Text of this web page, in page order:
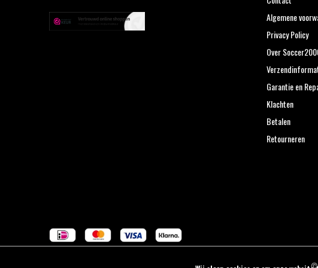
Algemene
Privacy Policy
Over
Garantie en
Klachten
Betalen
Retourneren